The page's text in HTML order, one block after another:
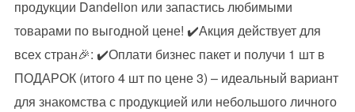
продукции Dandelion или запастись любимыми
товарами по выгодной цене! ✔️Акция действует для
всех стран🎉: ✔️Оплати бизнес пакет и получи 1 шт в
ПОДАРОК (итого 4 шт по цене 3) – идеальный вариант
для знакомства с продукцией или небольшого личного